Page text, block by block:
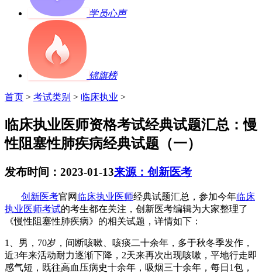
学员心声
锦旗榜
首页 > 考试类别 > 临床执业 >
临床执业医师资格考试经典试题汇总：慢
性阻塞性肺疾病经典试题（一）
发布时间：2023-01-13来源：创新医考
创新医考官网 临床执业医师经典试题汇总，参加今年临床
执业医师考试的考生都在关注，创新医考编辑为大家整理了
《慢性阻塞性肺疾病》的相关试题，详情如下：
1 、男， 70岁，间断咳嗽、咳痰二十余年，多于秋冬季发作，
近3年来活动耐力逐渐下降， 2天来再次出现咳嗽，平地行走即
感气短，既往高血压病史十余年，吸烟三十余年，每日 1包，